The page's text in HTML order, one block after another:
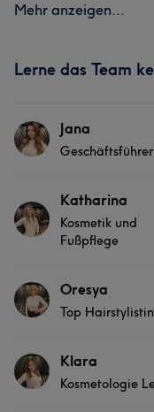
Mehr anzeigen...
Lerne das Team
Jana
Info
Staatlich geprüfte
Friseur
Was unsere Kunden
Katharina
Kosmetik und
Fußpflege
Info
Über 15 Jahren
geprüfte
Oresya
Top Hairstylistin
Info
Spezialistin im
Klara
Kosmetologie